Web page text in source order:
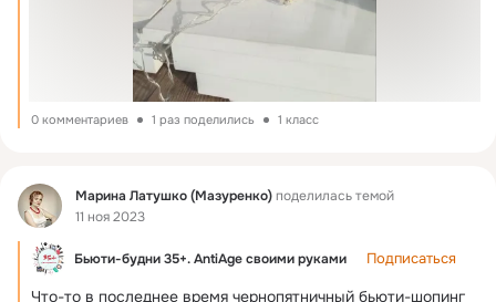
0 комментариев 1 раз поделились 1 класс
Фид Марина Латушко (Мазуренко)поделилась темой
11 ноя 2023
Бьюти-будни 35+. AntiAge своими руками Подписаться
Что-то в последнее время чернопятничный бьюти-шопинг